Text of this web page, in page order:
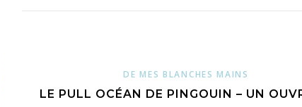
DE MES BLANCHES MAINS
LE PULL OCÉAN DE PINGOUIN – UN